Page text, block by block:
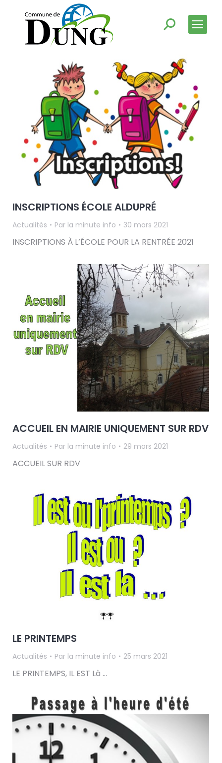
INSCRIPTIONS ÉCOLE ALDUPRÉ
Actualités Par la minute info 30 mars 2021
INSCRIPTIONS À L’ÉCOLE POUR LA RENTRÉE 2021
ACCUEIL EN MAIRIE UNIQUEMENT SUR RDV
Actualités Par la minute info 29 mars 2021
ACCUEIL SUR RDV
LE PRINTEMPS
Actualités Par la minute info 25 mars 2021
LE PRINTEMPS, IL EST Là …